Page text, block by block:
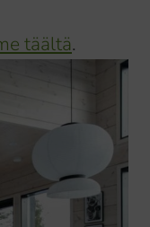
täältä.